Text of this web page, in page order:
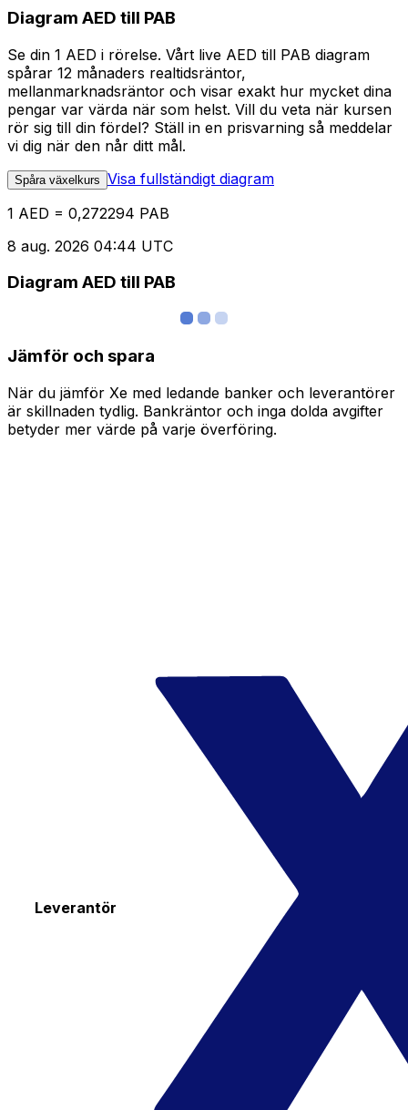
Diagram AED till PAB
Se din 1 AED i rörelse. Vårt live AED till PAB diagram
spårar 12 månaders realtidsräntor,
mellanmarknadsräntor och visar exakt hur mycket dina
pengar var värda när som helst. Vill du veta när kursen
rör sig till din fördel? Ställ in en prisvarning så meddelar
vi dig när den når ditt mål.
Spåra växelkurs Visa fullständigt diagram
1 AED = 0,272294 PAB
8 aug. 2026 04:44 UTC
Diagram AED till PAB
Jämför och spara
När du jämför Xe med ledande banker och leverantörer
är skillnaden tydlig. Bankräntor och inga dolda avgifter
betyder mer värde på varje överföring.
Leverantör